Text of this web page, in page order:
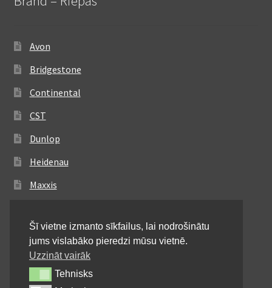
Avon
Bridgestone
Continental
CST
Dunlop
Heidenau
Maxxis
Michelin
Mitas
Pirelli
Šī vietne izmanto sīkfailus, lai nodrošinātu
jums vislabāko pieredzi mūsu vietnē.
Uzzināt vairāk
TehnisksTehnisks